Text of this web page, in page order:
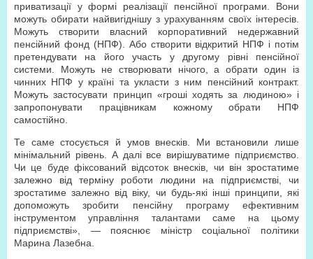
приватизації у формі реалізації пенсійної програми. Вони
можуть обирати найвигіднішу з урахуванням своїх інтересів.
Можуть створити власний корпоративний недержавний
пенсійний фонд (НПФ). Або створити відкритий НПФ і потім
претендувати на його участь у другому рівні пенсійної
системи. Можуть не створювати нічого, а обрати один із
чинних НПФ у країні та укласти з ним пенсійний контракт.
Можуть застосувати принцип «гроші ходять за людиною» і
запропонувати працівникам кожному обрати НПФ
самостійно.
Те саме стосується й умов внесків. Ми встановили лише
мінімальний рівень. А далі все вирішуватиме підприємство.
Чи це буде фіксований відсоток внесків, чи він зростатиме
залежно від терміну роботи людини на підприємстві, чи
зростатиме залежно від віку, чи будь-які інші принципи, які
допоможуть зробити пенсійну програму ефективним
інструментом управління талантами саме на цьому
підприємстві», — пояснює міністр соціальної політики
Марина Лазебна.